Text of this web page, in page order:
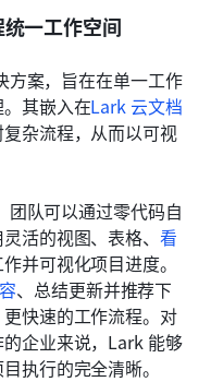
一工作空间
方案，旨在在单一工作
其嵌入在Lark 云文档
杂流程，从而以可视
团队可以通过零代码自
活的视图、表格、 看
并可视化项目进度。
、总结更新并推荐下
快速的工作流程。对
企业来说，Lark 能够
执行的完全清晰。